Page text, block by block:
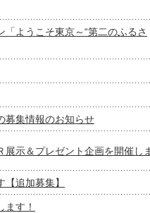
ようこそ東京～“第二のふるさ
募集情報のお知らせ
示＆プレゼント企画を開催し
追加募集】
す！